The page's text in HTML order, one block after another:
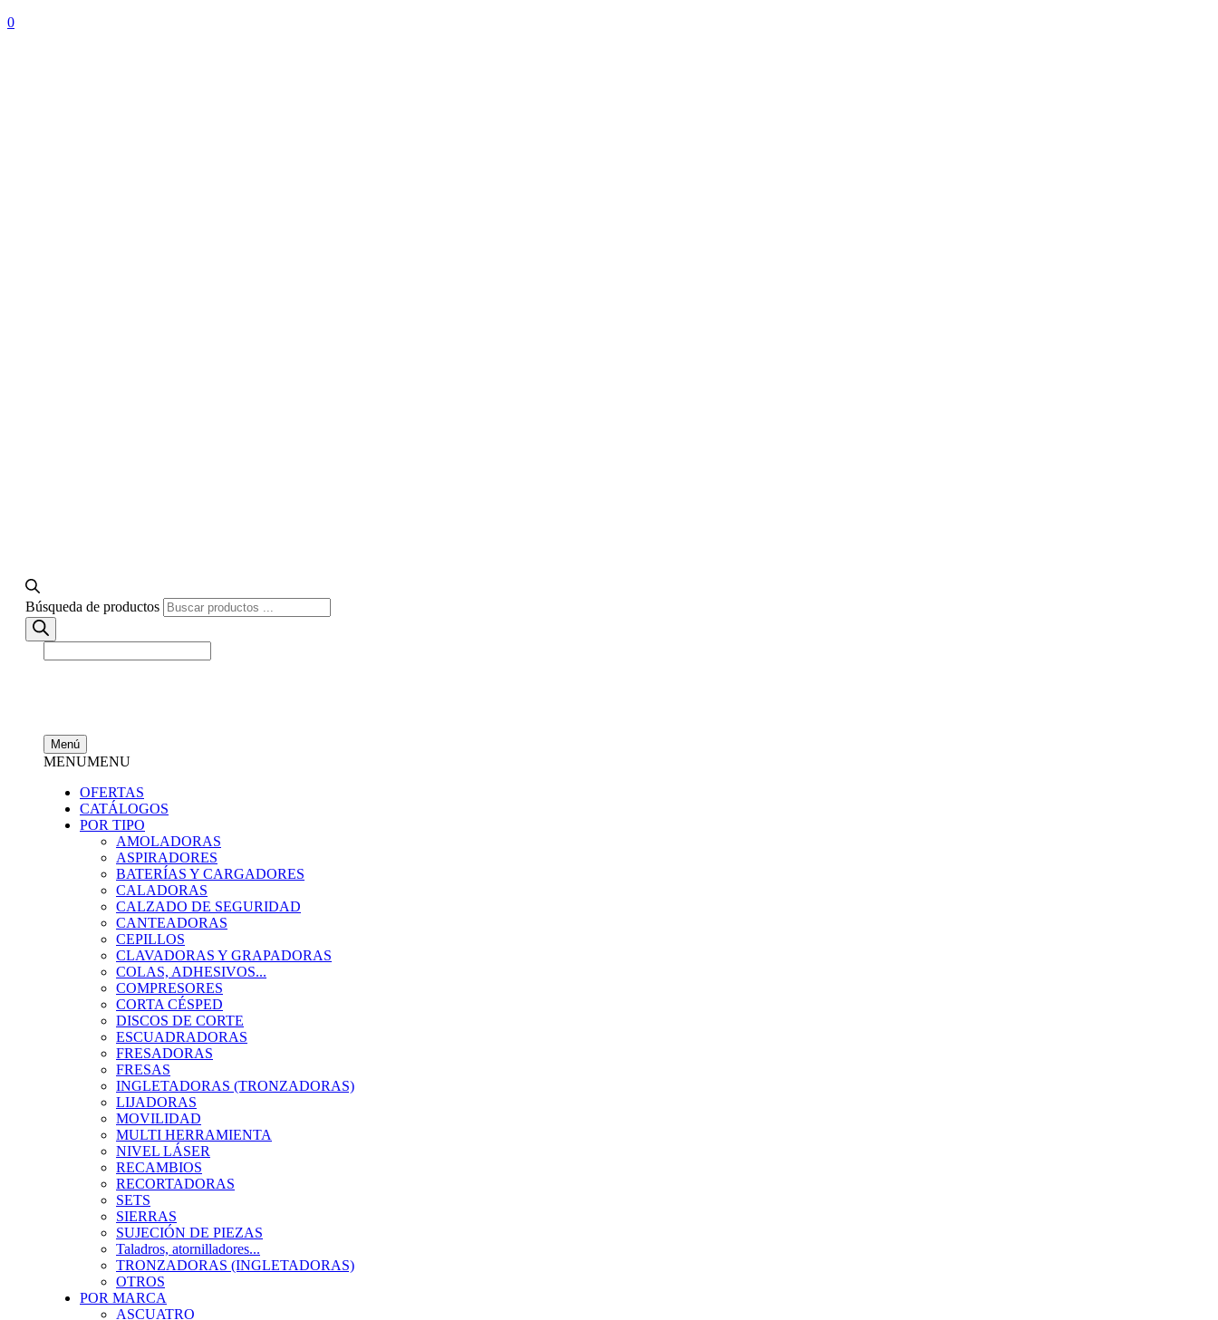
0
Búsqueda de productos
Menú
MENUMENU
OFERTAS
CATÁLOGOS
POR TIPO
AMOLADORAS
ASPIRADORES
BATERÍAS Y CARGADORES
CALADORAS
CALZADO DE SEGURIDAD
CANTEADORAS
CEPILLOS
CLAVADORAS Y GRAPADORAS
COLAS, ADHESIVOS...
COMPRESORES
CORTA CÉSPED
DISCOS DE CORTE
ESCUADRADORAS
FRESADORAS
FRESAS
INGLETADORAS (TRONZADORAS)
LIJADORAS
MOVILIDAD
MULTI HERRAMIENTA
NIVEL LÁSER
RECAMBIOS
RECORTADORAS
SETS
SIERRAS
SUJECIÓN DE PIEZAS
Taladros, atornilladores...
TRONZADORAS (INGLETADORAS)
OTROS
POR MARCA
ASCUATRO